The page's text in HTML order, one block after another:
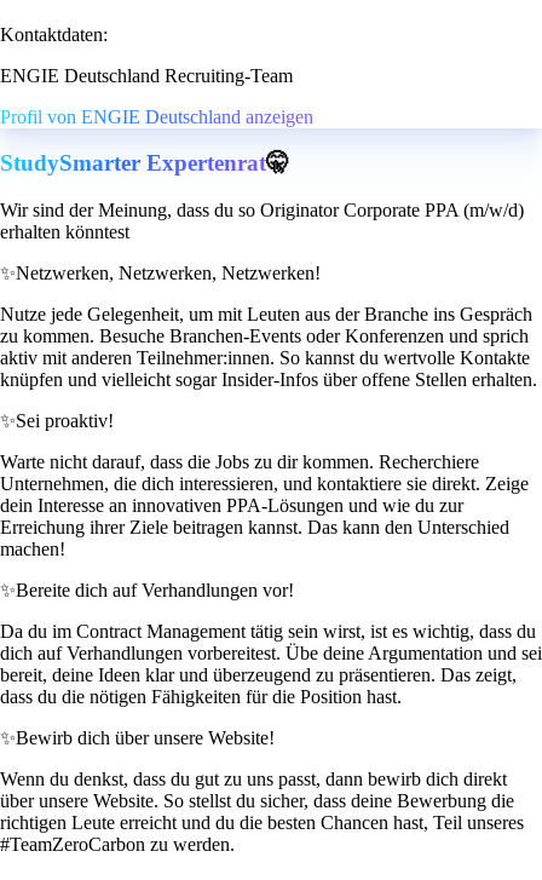
Kontaktdaten:
ENGIE Deutschland Recruiting-Team
Profil von ENGIE Deutschland anzeigen
StudySmarter Expertenrat🤫
Wir sind der Meinung, dass du so Originator Corporate PPA (m/w/d)
erhalten könntest
✨Netzwerken, Netzwerken, Netzwerken!
Nutze jede Gelegenheit, um mit Leuten aus der Branche ins Gespräch
zu kommen. Besuche Branchen-Events oder Konferenzen und sprich
aktiv mit anderen Teilnehmer:innen. So kannst du wertvolle Kontakte
knüpfen und vielleicht sogar Insider-Infos über offene Stellen erhalten.
✨Sei proaktiv!
Warte nicht darauf, dass die Jobs zu dir kommen. Recherchiere
Unternehmen, die dich interessieren, und kontaktiere sie direkt. Zeige
dein Interesse an innovativen PPA-Lösungen und wie du zur
Erreichung ihrer Ziele beitragen kannst. Das kann den Unterschied
machen!
✨Bereite dich auf Verhandlungen vor!
Da du im Contract Management tätig sein wirst, ist es wichtig, dass du
dich auf Verhandlungen vorbereitest. Übe deine Argumentation und sei
bereit, deine Ideen klar und überzeugend zu präsentieren. Das zeigt,
dass du die nötigen Fähigkeiten für die Position hast.
✨Bewirb dich über unsere Website!
Wenn du denkst, dass du gut zu uns passt, dann bewirb dich direkt
über unsere Website. So stellst du sicher, dass deine Bewerbung die
richtigen Leute erreicht und du die besten Chancen hast, Teil unseres
#TeamZeroCarbon zu werden.